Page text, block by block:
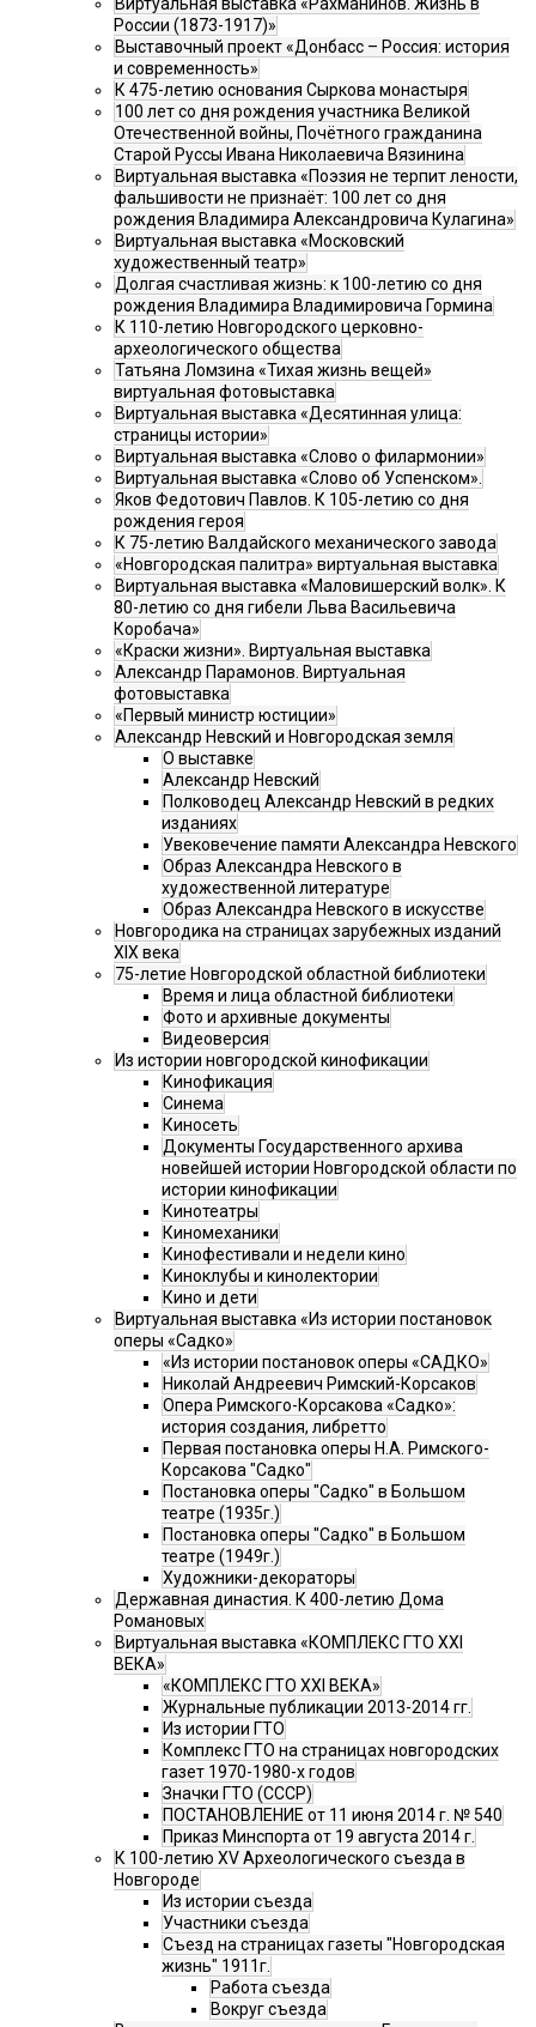
Виртуальная выставка «Рахманинов. Жизнь в
России (1873-1917)»
Выставочный проект «Донбасс – Россия: история
и современность»
К 475-летию основания Сыркова монастыря
100 лет со дня рождения участника Великой
Отечественной войны, Почётного гражданина
Старой Руссы Ивана Николаевича Вязинина
Виртуальная выставка «Поэзия не терпит лености,
фальшивости не признаёт: 100 лет со дня
рождения Владимира Александровича Кулагина»
Виртуальная выставка «Московский
художественный театр»
Долгая счастливая жизнь: к 100-летию со дня
рождения Владимира Владимировича Гормина
К 110-летию Новгородского церковно-
археологического общества
Татьяна Ломзина «Тихая жизнь вещей»
виртуальная фотовыставка
Виртуальная выставка «Десятинная улица:
страницы истории»
Виртуальная выставка «Слово о филармонии»
Виртуальная выставка «Слово об Успенском».
Яков Федотович Павлов. К 105-летию со дня
рождения героя
К 75-летию Валдайского механического завода
«Новгородская палитра» виртуальная выставка
Виртуальная выставка «Маловишерский волк». К
80-летию со дня гибели Льва Васильевича
Коробача»
«Краски жизни». Виртуальная выставка
Александр Парамонов. Виртуальная
фотовыставка
«Первый министр юстиции»
Александр Невский и Новгородская земля
О выставке
Александр Невский
Полководец Александр Невский в редких
изданиях
Увековечение памяти Александра Невского
Образ Александра Невского в
художественной литературе
Образ Александра Невского в искусстве
Новгородика на страницах зарубежных изданий
XIX века
75-летие Новгородской областной библиотеки
Время и лица областной библиотеки
Фото и архивные документы
Видеоверсия
Из истории новгородской кинофикации
Кинофикация
Синема
Киносеть
Документы Государственного архива
новейшей истории Новгородской области по
истории кинофикации
Кинотеатры
Киномеханики
Кинофестивали и недели кино
Киноклубы и кинолектории
Кино и дети
Виртуальная выставка «Из истории постановок
оперы «Садко»
«Из истории постановок оперы «САДКО»
Николай Андреевич Римский-Корсаков
Опера Римского-Корсакова «Садко»:
история создания, либретто
Первая постановка оперы Н.А. Римского-
Корсакова "Садко"
Постановка оперы "Садко" в Большом
театре (1935г.)
Постановка оперы "Садко" в Большом
театре (1949г.)
Художники-декораторы
Державная династия. К 400-летию Дома
Романовых
Виртуальная выставка «КОМПЛЕКС ГТО XXI
ВЕКА»
«КОМПЛЕКС ГТО XXI ВЕКА»
Журнальные публикации 2013-2014 гг.
Из истории ГТО
Комплекс ГТО на страницах новгородских
газет 1970-1980-х годов
Значки ГТО (СССР)
ПОСТАНОВЛЕНИЕ от 11 июня 2014 г. № 540
Приказ Минспорта от 19 августа 2014 г.
К 100-летию XV Археологического съезда в
Новгороде
Из истории съезда
Участники съезда
Cъезд на страницах газеты "Новгородская
жизнь" 1911г.
Работа съезда
Вокруг съезда